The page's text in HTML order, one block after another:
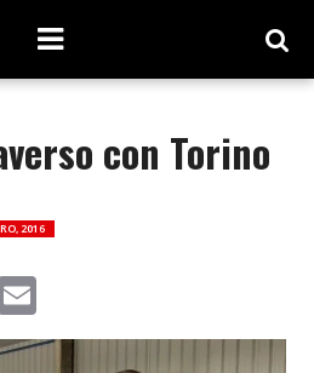
con Torino
2016
Email